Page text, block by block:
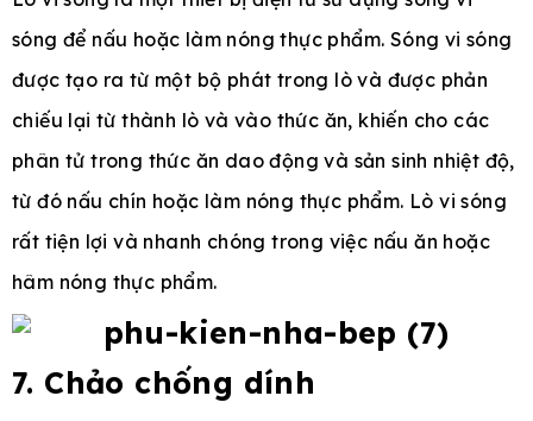
sóng để nấu hoặc làm nóng thực phẩm. Sóng vi sóng
được tạo ra từ một bộ phát trong lò và được phản
chiếu lại từ thành lò và vào thức ăn, khiến cho các
phân tử trong thức ăn dao động và sản sinh nhiệt độ,
từ đó nấu chín hoặc làm nóng thực phẩm. Lò vi sóng
rất tiện lợi và nhanh chóng trong việc nấu ăn hoặc
hâm nóng thực phẩm.
7. Chảo chống dính